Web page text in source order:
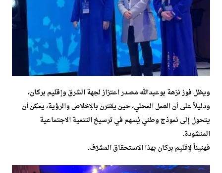
ويظل فوز نزهة بوعبدالله مصدر اعتزاز لجهة الشرق وإقليم بركان،
ودليلاً على أن العمل المحلي، حين يقترن بالإخلاص والرؤية، يمكن أن
يتحول إلى نموذج وطني يُسهم في ترسيخ التنمية الاجتماعية
المنشودة.
فهنيئاً لإقليم بركان بهذا الاستحقاق المشرّف.